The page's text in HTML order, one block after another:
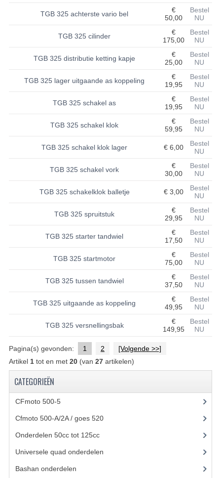
BASHAN ONDERDELEN
KETTING EN TANDWIELEN
KOEL SYSTEEM
MOTOR
REM SYSTEEM
SCHOKBREKERS
STUUR INRICHTING
ACCESSOIRES
BASHAN 250-11B
BRANDSTOF SYSTEEM
ELEKTRONICA
TGB 325 achterste vario bel
€
50,00
Bestel
NU
TGB 325 cilinder
€
175,00
Bestel
NU
TGB 325 distributie ketting kapje
€
25,00
Bestel
NU
TGB 325 lager uitgaande as koppeling
€
19,95
Bestel
NU
TGB 325 schakel as
€
19,95
Bestel
NU
TGB 325 schakel klok
€
59,95
Bestel
NU
TGB 325 schakel klok lager € 6,00
Bestel
NU
TGB 325 schakel vork
€
30,00
Bestel
NU
TGB 325 schakelklok balletje € 3,00
Bestel
NU
TGB 325 spruitstuk
€
29,95
Bestel
NU
TGB 325 starter tandwiel
€
17,50
Bestel
NU
TGB 325 startmotor
€
75,00
Bestel
NU
TGB 325 tussen tandwiel
€
37,50
Bestel
NU
TGB 325 uitgaande as koppeling
€
49,95
Bestel
NU
TGB 325 versnellingsbak
€
149,95
Bestel
NU
Pagina(s) gevonden: 1 2
[Volgende >>]
Artikel 1tot en met 20(van 27artikelen)
CATEGORIEËN
CFmoto 500-5(5)
Cfmoto 500-A/2A / goes 520(347)
Onderdelen 50cc tot 125cc(49)
Universele quad onderdelen
Bashan onderdelen